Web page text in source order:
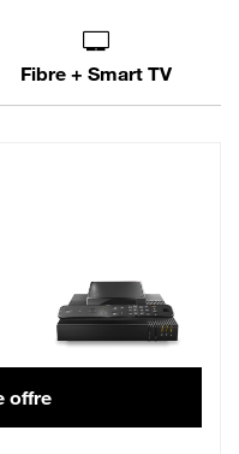
Fibre + Smart TV
Lite Fibre
offre